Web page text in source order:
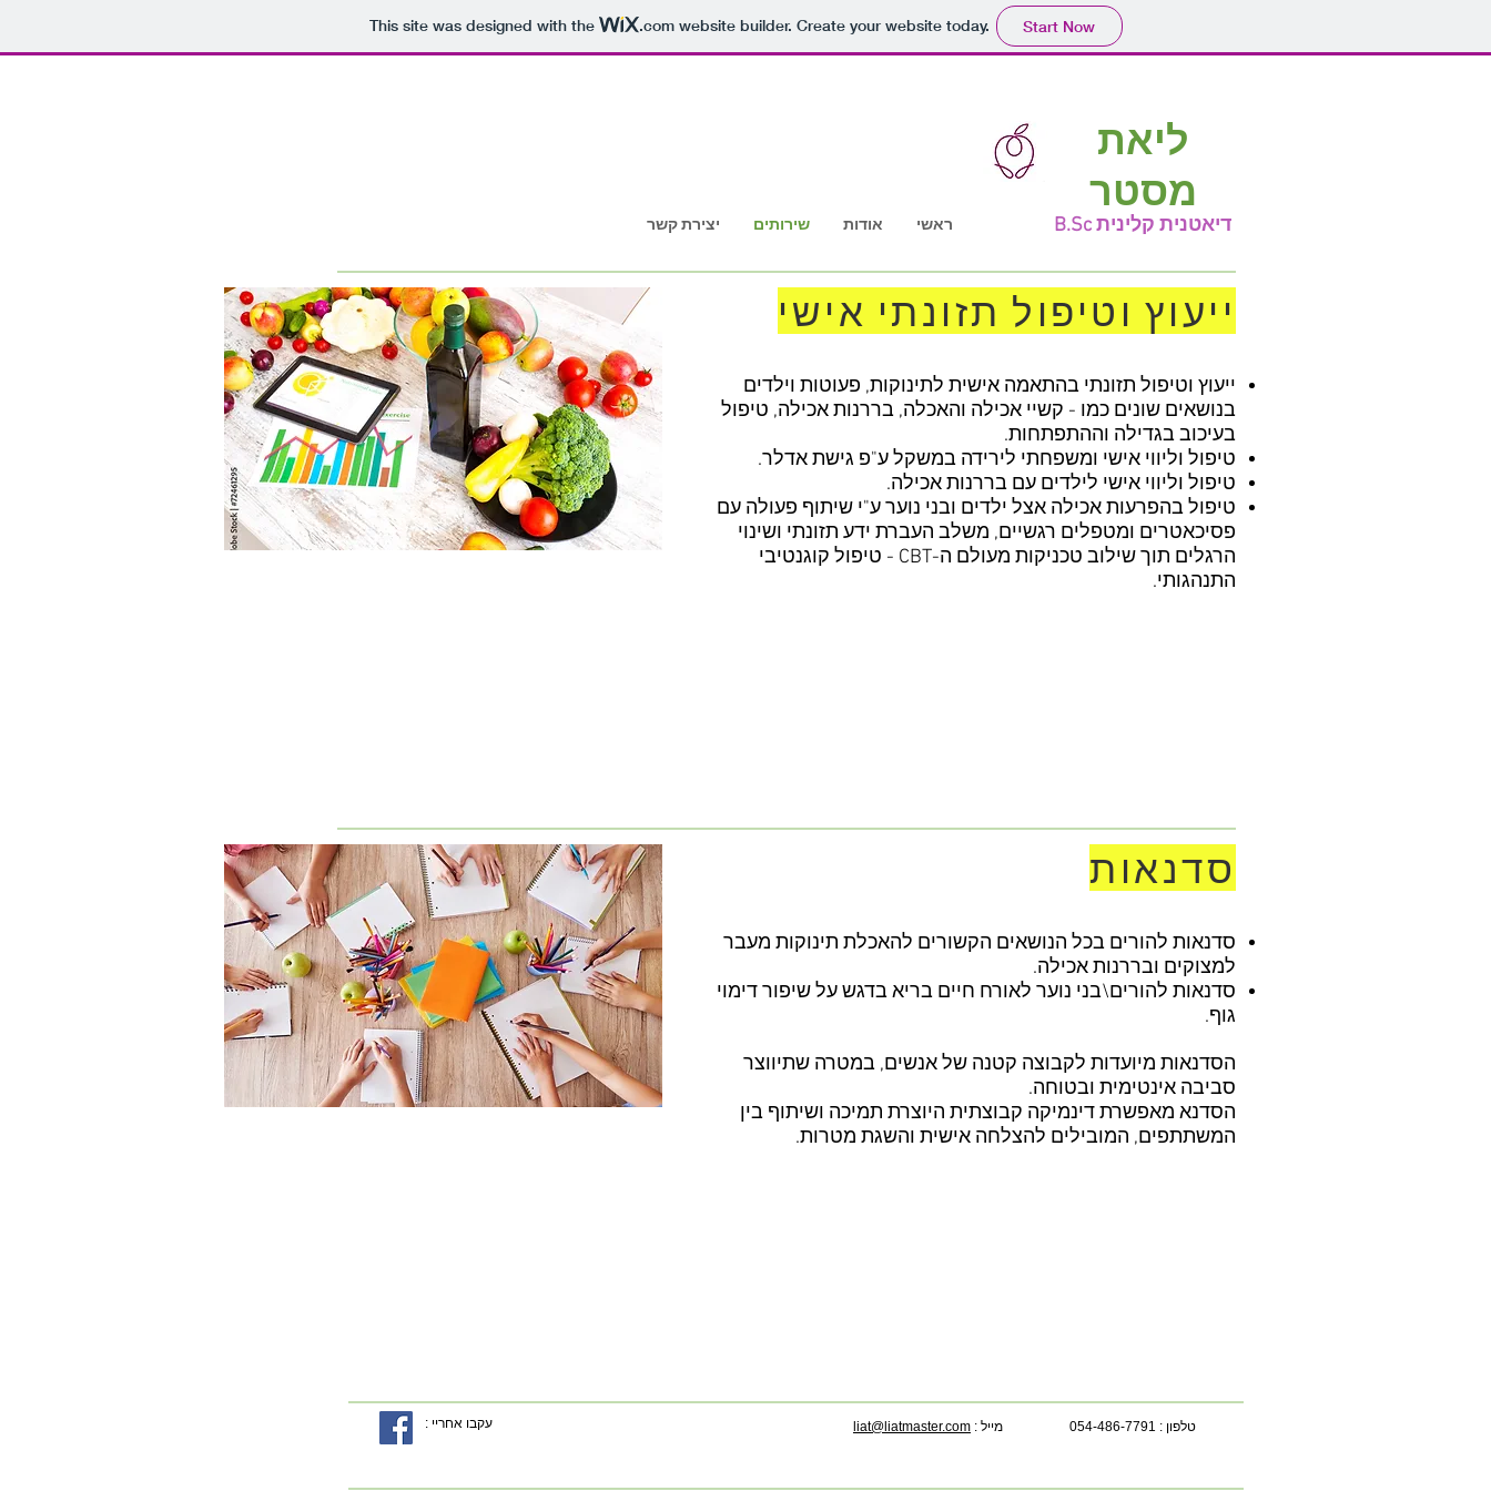
This site was designed with the .comwebsite builder. Create your website today. Start Now
ראשי אודות שירותים יצירת קשר
ליאת
מסטר
דיאטנית קלינית B.Sc
ייעוץ וטיפול תזונתי אישי
ייעוץ וטיפול תזונתי בהתאמה אישית לתינוקות, פעוטות וילדים
בנושאים שונים כמו - קשיי אכילה והאכלה, בררנות אכילה, טיפול
בעיכוב בגדילה וההתפתחות.
טיפול וליווי אישי ומשפחתי לירידה במשקל ע"פ גישת אדלר.
טיפול וליווי אישי לילדים עם בררנות אכילה.
טיפול בהפרעות אכילה אצל ילדים ובני נוער ע"י שיתוף פעולה עם
פסיכאטרים ומטפלים רגשיים, משלב העברת ידע תזונתי ושינוי
הרגלים תוך שילוב טכניקות מעולם ה-CBT - טיפול קוגנטיבי
התנהגותי.
סדנאות
סדנאות להורים בכל הנושאים הקשורים להאכלת תינוקות מעבר
למצוקים ובררנות אכילה.
סדנאות להורים\בני נוער לאורח חיים בריא בדגש על שיפור דימוי
גוף.
הסדנאות מיועדות לקבוצה קטנה של אנשים, במטרה שתיווצר
סביבה אינטימית ובטוחה.
הסדנא מאפשרת דינמיקה קבוצתית היוצרת תמיכה ושיתוף בין
המשתתפים, המובילים להצלחה אישית והשגת מטרות.
עקבו אחריי : מייל : liat@liatmaster.com טלפון : 054-486-7791